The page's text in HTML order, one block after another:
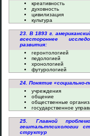
креативность
духовность
цивилизация
культура
23. В 1893 г.
всестороннее
развития:
геронтологией
педологией
хронологией
футурологией
24. Понятие «социально-
учреждения
общение
общественные
государственное
25. Главной
гештальтпсихологии
структур